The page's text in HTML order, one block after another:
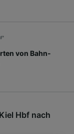
von Bahn-
Hbf nach